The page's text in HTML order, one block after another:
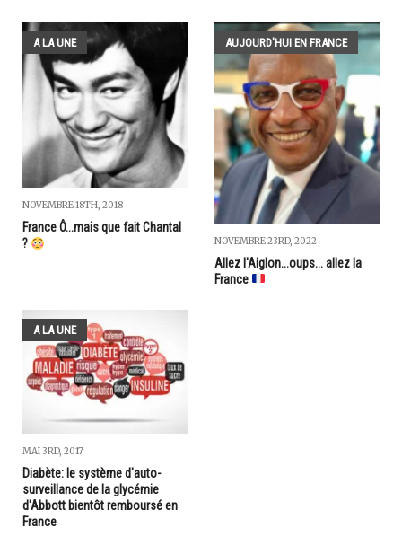
A LA UNE
NOVEMBRE 18TH, 2018
France Ô...mais que fait Chantal
?
AUJOURD'HUI EN FRANCE
NOVEMBRE 23RD, 2022
Allez l'Aiglon...oups... allez la
France
A LA UNE
MAI 3RD, 2017
Diabète: le système d'auto-
surveillance de la glycémie
d'Abbott bientôt remboursé en
France